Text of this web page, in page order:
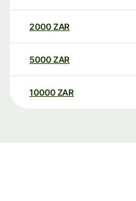
2000ZAR
5000ZAR
10000 ZAR